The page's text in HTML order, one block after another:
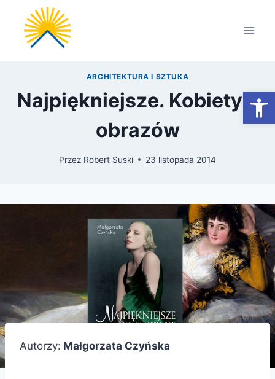
Przejdź
treści
ARCHITEKTURA I SZTUKA
Najpiękniejsze. Kobiety z
obrazów
Przez Robert Suski 23 listopada 2014
Autorzy: Małgorzata Czyńska